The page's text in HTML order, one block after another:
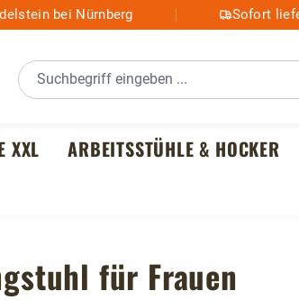
bei Nürnberg Sofort
XXL ARBEITSSTÜHLE & HOCKER
für Frauen